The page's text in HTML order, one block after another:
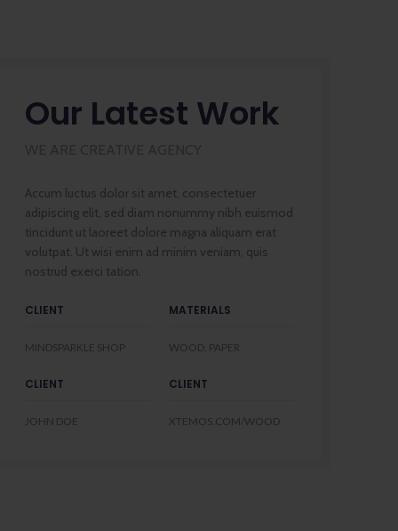
Our Latest Work
Accum luctus dolor sit amet, consectetuer
adipiscing elit, sed diam nonummy nibh euismod
tincidunt ut laoreet dolore magna aliquam erat
volutpat. Ut wisi enim ad minim veniam, quis
nostrud exerci tation.
CLIENT MATERIALS
MINDSPARKLE SHOP WOOD, PAPER
CLIENT CLIENT
JOHN DOE XTEMOS.COM/WOOD